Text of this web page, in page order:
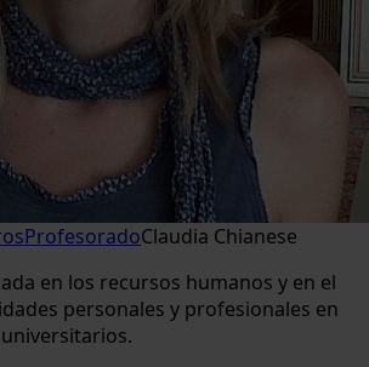
ProfesoradoClaudia Chianese
en los recursos humanos y en el
personales y profesionales en